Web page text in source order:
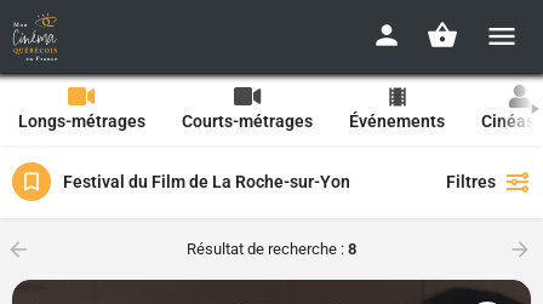
Longs-métrages Courts-métrages Événements
Festival du Film de La Roche-sur-Yon Filtres
Résultat de recherche : 8